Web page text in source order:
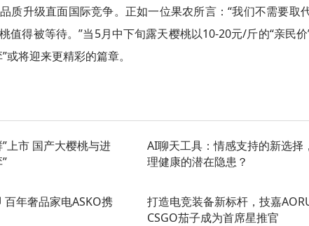
质升级直面国际竞争。正如一位果农所言：“我们不需要取
值得被等待。”当5月中下旬露天樱桃以10-20元/斤的“亲民
或将迎来更精彩的篇章。
上市 国产大樱桃与进
AI聊天工具：情感支持的新选择
理健康的潜在隐患？
百年奢品家电ASKO携
打造电竞装备新标杆，技嘉
CSGO茄子成为首席星推官